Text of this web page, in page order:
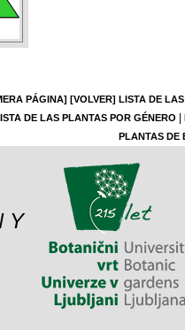
PÁGINA] [VOLVER] LISTA DE
DE LAS PLANTAS POR GÉNERO
PLANTAS DE
Y